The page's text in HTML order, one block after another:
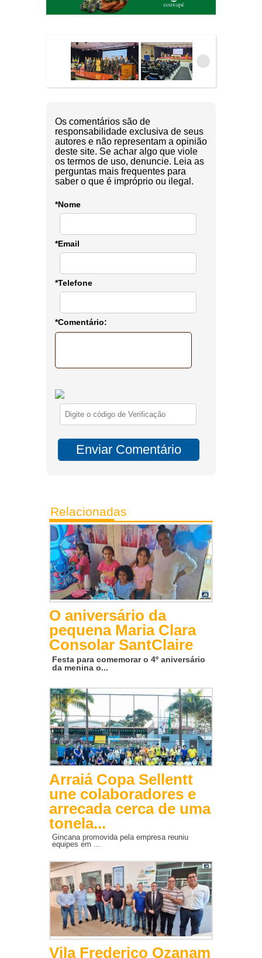
Os comentários são de
responsabilidade exclusiva de seus
autores e não representam a opinião
deste site. Se achar algo que viole
os termos de uso, denuncie. Leia as
perguntas mais frequentes para
saber o que é impróprio ou ilegal.
*Nome
*Email
*Telefone
*Comentário:
Relacionadas
O aniversário da
pequena Maria Clara
Consolar SantClaire
Festa para comemorar o 4º aniversário
da menina o...
Arraiá Copa Sellentt
une colaboradores e
arrecada cerca de uma
tonela...
Gincana promovida pela empresa reuniu
equipes em ...
Vila Frederico Ozanam